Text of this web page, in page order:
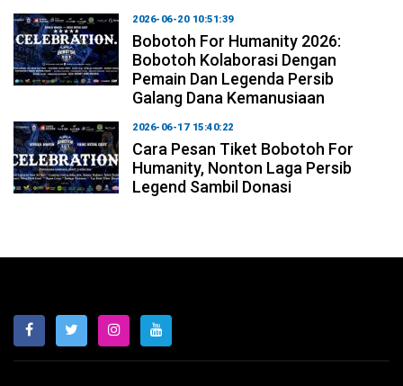
2026-06-20 10:51:39
Bobotoh For Humanity 2026:
Bobotoh Kolaborasi Dengan
Pemain Dan Legenda Persib
Galang Dana Kemanusiaan
2026-06-17 15:40:22
Cara Pesan Tiket Bobotoh For
Humanity, Nonton Laga Persib
Legend Sambil Donasi